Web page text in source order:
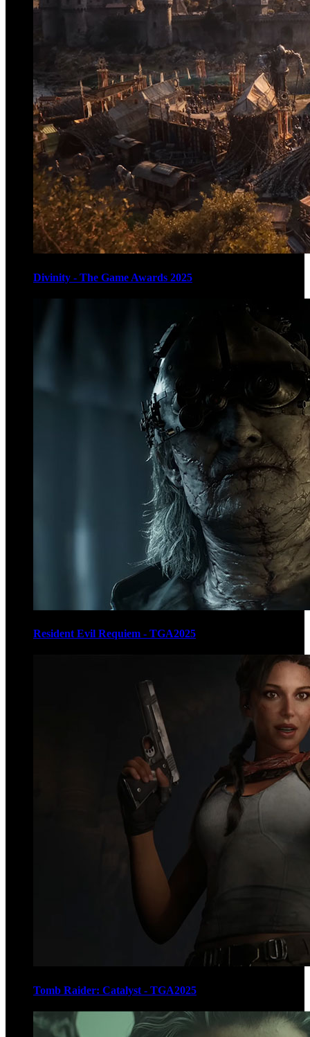
Divinity - The Game Awards 2025
Resident Evil Requiem - TGA2025
Tomb Raider: Catalyst - TGA2025